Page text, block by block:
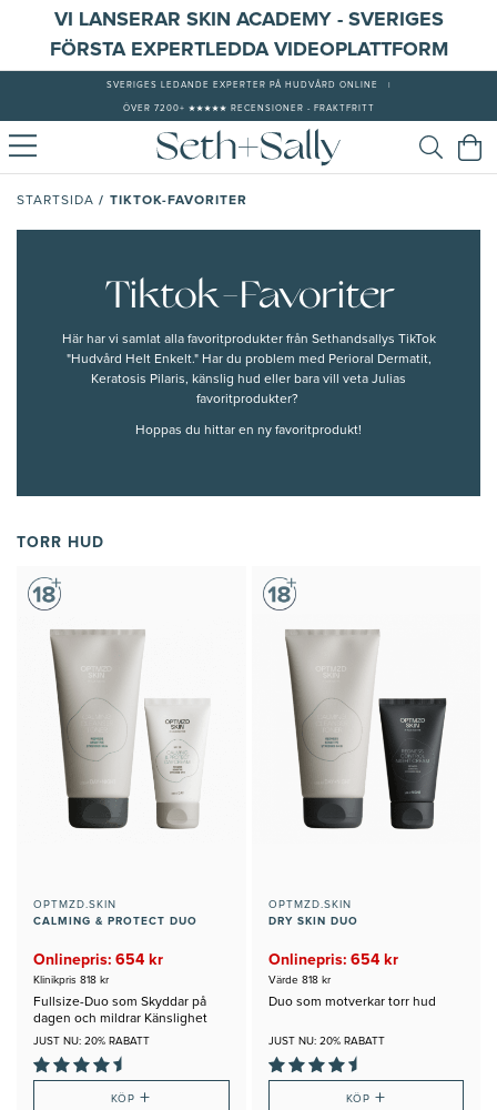
VI LANSERAR SKIN ACADEMY - SVERIGES
FÖRSTA EXPERTLEDDA VIDEOPLATTFORM
SVERIGES LEDANDE EXPERTER PÅ HUDVÅRD ONLINE
ÖVER 7200+ ★★★★★ RECENSIONER - FRAKTFRITT
STARTSIDA / TIKTOK-FAVORITER
Tiktok-Favoriter
Här har vi samlat alla favoritprodukter från Sethandsallys TikTok
"Hudvård Helt Enkelt." Har du problem med Perioral Dermatit,
Keratosis Pilaris, känslig hud eller bara vill veta Julias
favoritprodukter?
Hoppas du hittar en ny favoritprodukt!
TORR HUD
OPTMZD.SKIN
CALMING & PROTECT DUO
Onlinepris: 654 kr
Klinikpris 818 kr
Fullsize-Duo som Skyddar på
dagen och mildrar Känslighet
JUST NU: 20% RABATT
KÖP+
OPTMZD.SKIN
DRY SKIN DUO
Onlinepris: 654 kr
Värde 818 kr
Duo som motverkar torr hud
JUST NU: 20% RABATT
KÖP +